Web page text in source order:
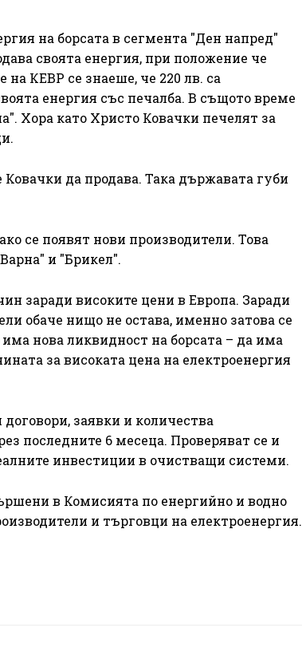
на борсата в сегмента "Ден напред"
своята енергия, при положение че
КЕВР се знаеше, че 220 лв. са
енергия със печалба. В същото време
Хора като Христо Ковачки печелят за
да продава. Така държавата губи
се появят нови производители. Това
и "Брикел".
заради високите цени в Европа. Заради
обаче нищо не остава, именно затова се
нова ликвидност на борсата – да има
за високата цена на електроенергия
заявки и количества
последните 6 месеца. Проверяват се и
инвестиции в очистващи системи.
в Комисията по енергийно и водно
и търговци на електроенергия.